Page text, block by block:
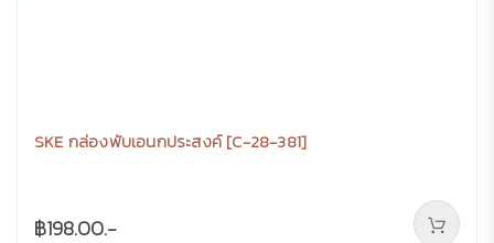
SKE กล่องพับเอนกประสงค์ [C-28-381]
฿198.00.-